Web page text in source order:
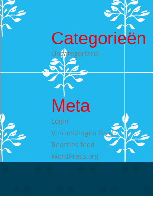
Categorieën
Uncategorized
Meta
Login
Vermeldingen feed
Reacties feed
WordPress.org